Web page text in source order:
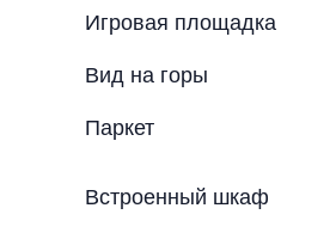
Игровая площадка
Вид на горы
Паркет
Встроенный шкаф